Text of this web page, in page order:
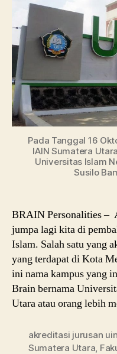
Pada Tanggal 16
IAIN Sumatera
Universitas Islam
Susilo
BRAIN Personalities –
jumpa lagi kita di
Islam. Salah satu yang
yang terdapat di Kota
ini nama kampus yang
Brain bernama
Utara atau orang lebih
akreditasi jurusan
Sumatera Utara